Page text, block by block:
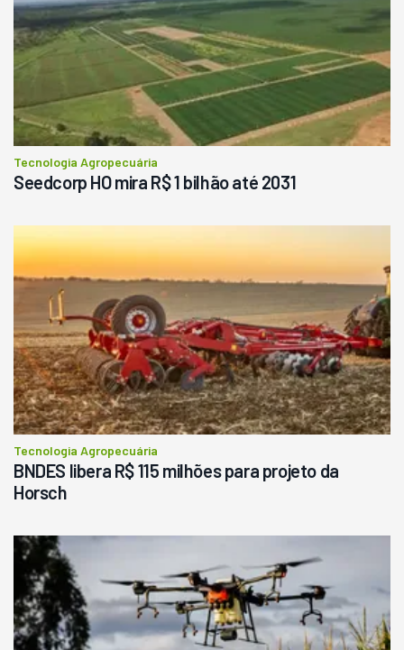
Tecnologia Agropecuária
Seedcorp HO mira R$ 1 bilhão até 2031
Tecnologia Agropecuária
BNDES libera R$ 115 milhões para projeto da
Horsch